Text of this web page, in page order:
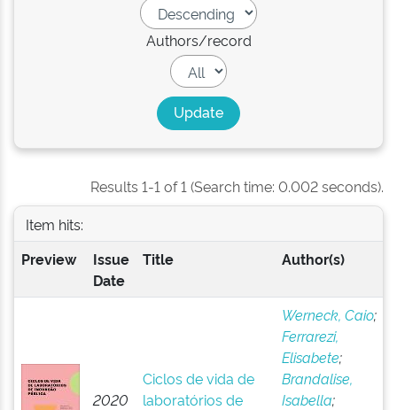
Authors/record
Results 1-1 of 1 (Search time: 0.002 seconds).
Item hits:
Preview
Issue
Date
Title Author(s)
2020
Ciclos de vida de
laboratórios de
Werneck, Caio;
Ferrarezi,
Elisabete;
Brandalise,
Isabella;